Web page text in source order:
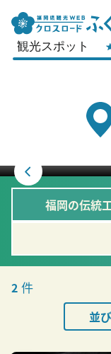
観光スポット
福岡の伝統
2 件
並